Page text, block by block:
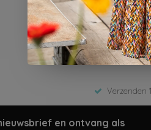
Verzenden
en ontvang als